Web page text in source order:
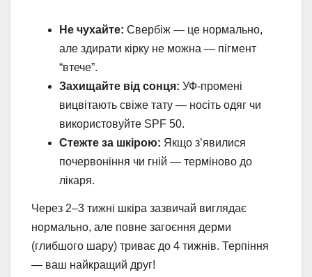
Не чухайте: Свербіж — це нормально,
але здирати кірку не можна — пігмент
“втече”.
Захищайте від сонця: УФ-промені
вицвітають свіже тату — носіть одяг чи
використовуйте SPF 50.
Стежте за шкірою: Якщо з’явилися
почервоніння чи гній — терміново до
лікаря.
Через 2–3 тижні шкіра зазвичай виглядає
нормально, але повне загоєння дерми
(глибшого шару) триває до 4 тижнів. Терпіння
— ваш найкращий друг!